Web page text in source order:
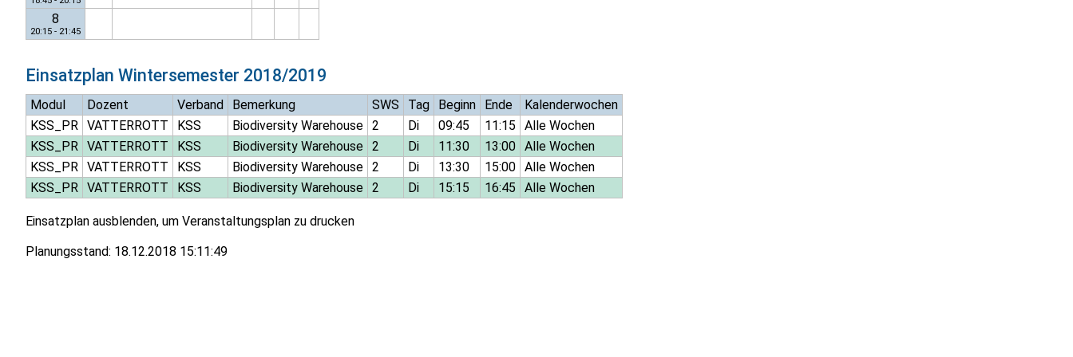
8
20:15 - 21:45
Einsatzplan Wintersemester 2018/2019
Modul Dozent Verband Bemerkung SWS Tag Beginn Ende
Kalenderwochen
KSS_PR VATTERROTT KSS Biodiversity Warehouse 2 Di 09:45 11:15
Alle Wochen
KSS_PR VATTERROTT KSS Biodiversity Warehouse 2 Di 11:30 13:00 Alle Wochen
KSS_PR VATTERROTT KSS Biodiversity Warehouse 2 Di 13:30 15:00 Alle Wochen
KSS_PR VATTERROTT KSS Biodiversity Warehouse 2 Di 15:15 16:45 Alle Wochen
Einsatzplan ausblenden, um Veranstaltungsplan zu drucken
Planungsstand: 18.12.2018 15:11:49